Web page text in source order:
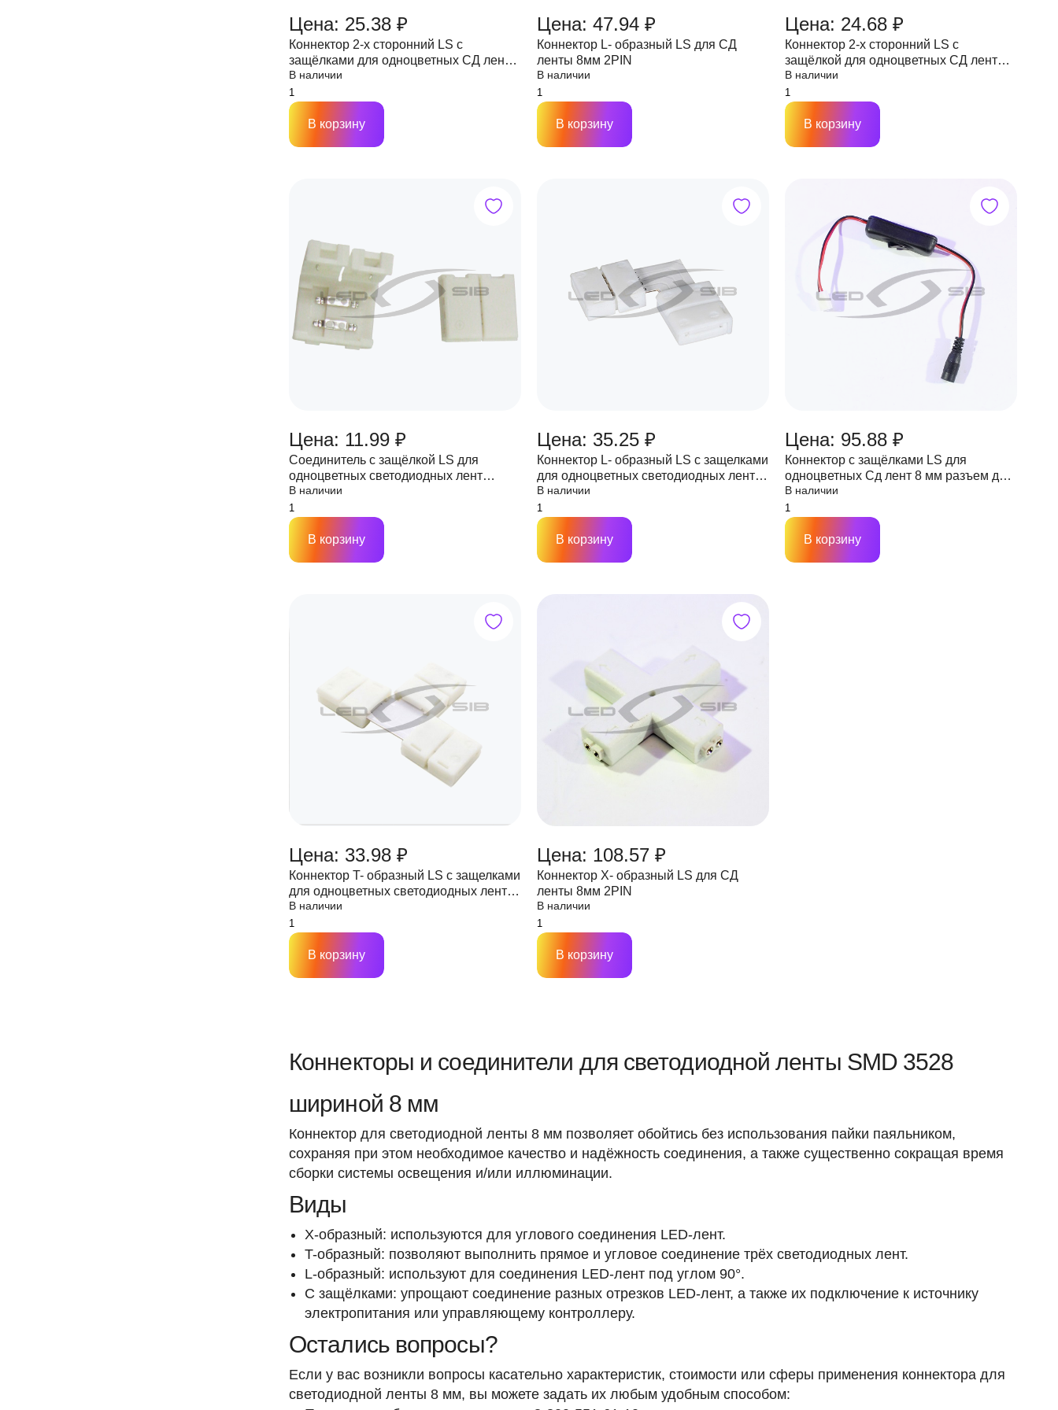
Цена: 25.38 ₽
Коннектор 2-х сторонний LS с
защёлками для одноцветных СД лент
шириной 8 мм,165х14.5х5 мм 2PIN
В наличии
В корзину
Цена: 47.94 ₽
Коннектор L- образный LS для СД
ленты 8мм 2PIN
В наличии
В корзину
Цена: 24.68 ₽
Коннектор 2-х сторонний LS с
защёлкой для одноцветных СД лент
шириной 8 мм (МАМА) 2PIN
В наличии
В корзину
Цена: 11.99 ₽
Соединитель с защёлкой LS для
одноцветных светодиодных лент
шириной 8 мм,16х12х5 мм 2PIN
В наличии
В корзину
Цена: 35.25 ₽
Коннектор L- образный LS с защелками
для одноцветных светодиодных лент
шириной 8 мм 2PIN
В наличии
В корзину
Цена: 95.88 ₽
Коннектор с защёлками LS для
одноцветных Сд лент 8 мм разъем для
подключения + переключатель 2 PIN
В наличии
В корзину
Цена: 33.98 ₽
Коннектор T- образный LS с защелками
для одноцветных светодиодных лент
шириной 8 мм 2PIN
В наличии
В корзину
Цена: 108.57 ₽
Коннектор Х- образный LS для СД
ленты 8мм 2PIN
В наличии
В корзину
Коннекторы и соединители для светодиодной ленты SMD 3528
шириной 8 мм
Коннектор для светодиодной ленты 8 мм позволяет обойтись без использования пайки паяльником,
сохраняя при этом необходимое качество и надёжность соединения, а также существенно сокращая время
сборки системы освещения и/или иллюминации.
Виды
X-образный: используются для углового соединения LED-лент.
T-образный: позволяют выполнить прямое и угловое соединение трёх светодиодных лент.
L-образный: используют для соединения LED-лент под углом 90°.
С защёлками: упрощают соединение разных отрезков LED-лент, а также их подключение к источнику
электропитания или управляющему контроллеру.
Остались вопросы?
Если у вас возникли вопросы касательно характеристик, стоимости или сферы применения коннектора для
светодиодной ленты 8 мм, вы можете задать их любым удобным способом: